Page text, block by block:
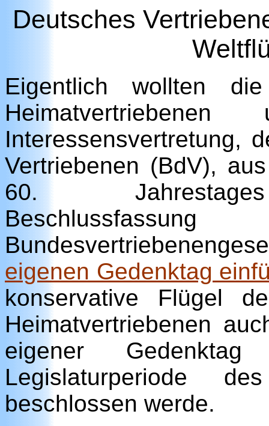
Deutsches
Eigentlich wollten
Interessensvertretung,
Vertriebenen (BdV),
60.
eigenen Gedenktag
konservative Flügel
Heimatvertriebenen
eigener
Legislaturperiode
beschlossen werde.